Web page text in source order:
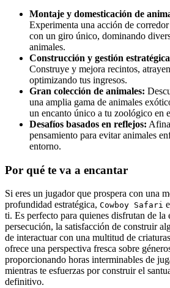
Montaje y domesticación de
Experimenta una acción de
con un giro único, dominando
animales.
Construcción y gestión
Construye y mejora recintos,
optimizando tus ingresos.
Gran colección de animales:
una amplia gama de animales
un encanto único a tu zoológico en
Desafíos basados en reflejos:
pensamiento para evitar animales
entorno.
Por qué te va a encantar
Si eres un jugador que prospera con una
profundidad estratégica, Cowboy Safari
ti. Es perfecto para quienes disfrutan de la
persecución, la satisfacción de construir
de interactuar con una multitud de
ofrece una perspectiva fresca sobre
proporcionando horas interminables de
mientras te esfuerzas por construir el
definitivo.